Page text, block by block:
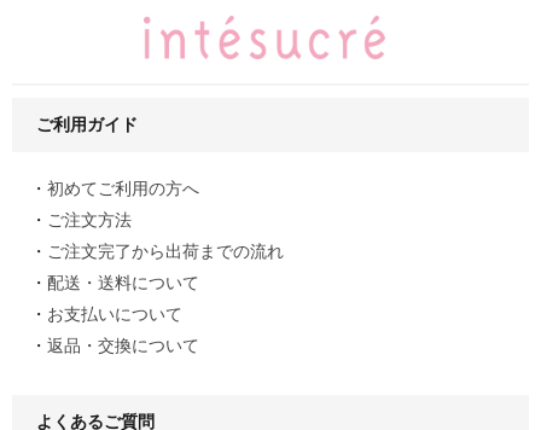
ご利用ガイド
初めてご利用の方へ
ご注文方法
ご注文完了から出荷までの流れ
配送・送料について
お支払いについて
返品・交換について
よくあるご質問